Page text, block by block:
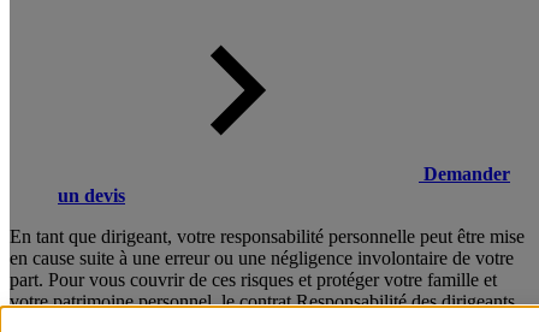
Demander
un devis
En tant que dirigeant, votre responsabilité personnelle peut être mise
en cause suite à une erreur ou une négligence involontaire de votre
part. Pour vous couvrir de ces risques et protéger votre famille et
votre patrimoine personnel, le contrat Responsabilité des dirigeants